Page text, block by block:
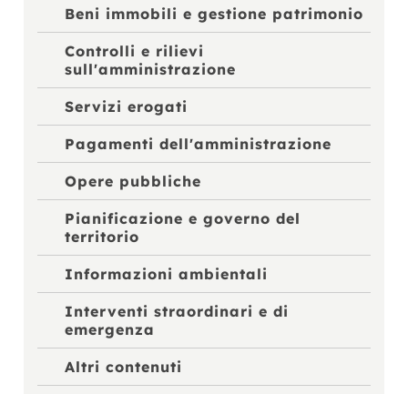
Beni immobili e gestione patrimonio
Controlli e rilievi
sull'amministrazione
Servizi erogati
Pagamenti dell'amministrazione
Opere pubbliche
Pianificazione e governo del
territorio
Informazioni ambientali
Interventi straordinari e di
emergenza
Altri contenuti